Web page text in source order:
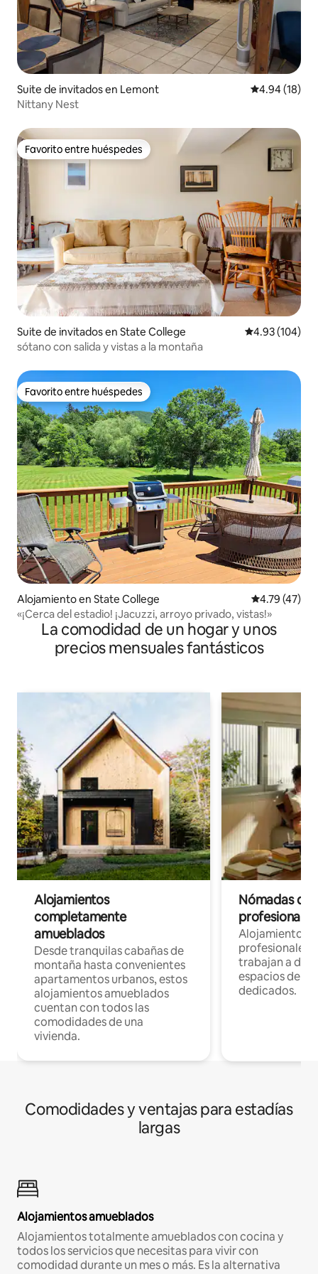
Suite de invitados en Lemont Calificación
4.94 (18)
Nittany Nest
Favorito entre huéspedes
Favorito entre huéspedes
Suite de invitados en State College Calificación
4.93 (104)
sótano con salida y vistas a la montaña
Favorito entre huéspedes
Favorito entre huéspedes
Alojamiento en State College Calificación
4.79 (47)
«¡Cerca del estadio! ¡Jacuzzi, arroyo privado, vistas!»
La comodidad de un hogar y unos
precios mensuales fantásticos
Alojamientos
completamente
amueblados
Desde tranquilas cabañas de
montaña hasta convenientes
apartamentos urbanos, estos
alojamientos amueblados
cuentan con todos las
comodidades de una
vivienda.
Nómadas
Alojamientos
profesionales
trabajan a
espacios de
dedicados.
Comodidades y ventajas para estadías
largas
Alojamientos amueblados
Alojamientos totalmente amueblados con cocina y
todos los servicios que necesitas para vivir con
comodidad durante un mes o más. Es la alternativa